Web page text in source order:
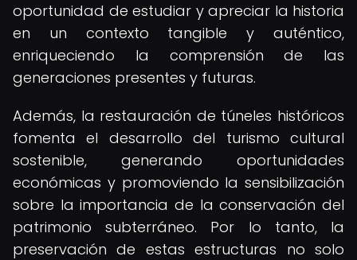
oportunidad de estudiar y apreciar la historia
en un contexto tangible y auténtico,
enriqueciendo la comprensión de las
generaciones presentes y futuras.
Además, la restauración de túneles históricos
fomenta el desarrollo del turismo cultural
sostenible, generando oportunidades
económicas y promoviendo la sensibilización
sobre la importancia de la conservación del
patrimonio subterráneo. Por lo tanto, la
preservación de estas estructuras no solo